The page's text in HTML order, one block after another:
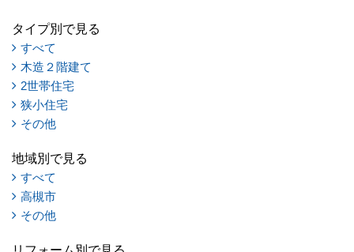
タイプ別で見る
すべて
木造２階建て
2世帯住宅
狭小住宅
その他
地域別で見る
すべて
高槻市
その他